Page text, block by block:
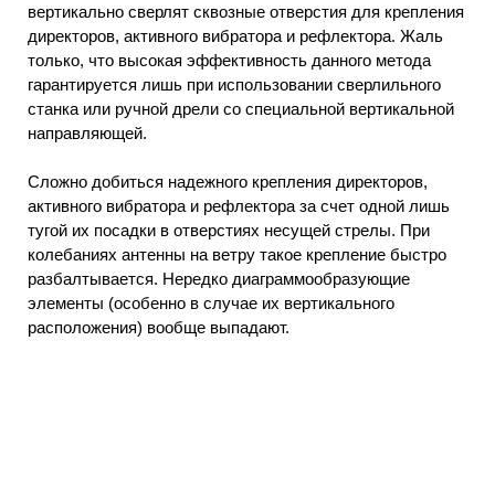
вертикально сверлят сквозные отверстия для крепления
директоров, активного вибратора и рефлектора. Жаль
только, что высокая эффективность данного метода
гарантируется лишь при использовании сверлильного
станка или ручной дрели со специальной вертикальной
направляющей.
Сложно добиться надежного крепления директоров,
активного вибратора и рефлектора за счет одной лишь
тугой их посадки в отверстиях несущей стрелы. При
колебаниях антенны на ветру такое крепление быстро
разбалтывается. Нередко диаграммообразующие
элементы (особенно в случае их вертикального
расположения) вообще выпадают.